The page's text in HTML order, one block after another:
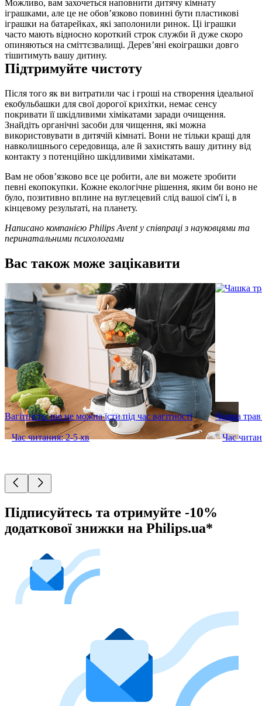
Можливо, вам захочеться наповнити дитячу кімнату
іграшками, але це не обов’язково повинні бути пластикові
іграшки на батарейках, які заполонили ринок. Ці іграшки
часто мають відносно короткий строк служби й дуже скоро
опиняються на сміттєзвалищі. Дерев’яні екоіграшки довго
тішитимуть вашу дитину.
Підтримуйте чистоту
Після того як ви витратили час і гроші на створення ідеальної
екобульбашки для свої дорогої крихітки, немає сенсу
покривати її шкідливими хімікатами заради очищення.
Знайдіть органічні засоби для чищення, які можна
використовувати в дитячій кімнаті. Вони не тільки кращі для
навколишнього середовища, але й захистять вашу дитину від
контакту з потенційно шкідливими хімікатами.
Вам не обов’язково все це робити, але ви можете зробити
певні екопокупки. Кожне екологічне рішення, яким би воно не
було, позитивно вплине на вуглецевий слід вашої сім'ї і, в
кінцевому результаті, на планету.
Написано компанією Philips Avent у співпраці з науковцями та
перинатальними психологами
Вас також може зацікавити
Вагітність: що не можна їсти під час вагітності
Час читання: 2-5 хв
Чашка
Час
Підписуйтесь та отримуйте -10%
додаткової знижки на Philips.ua*